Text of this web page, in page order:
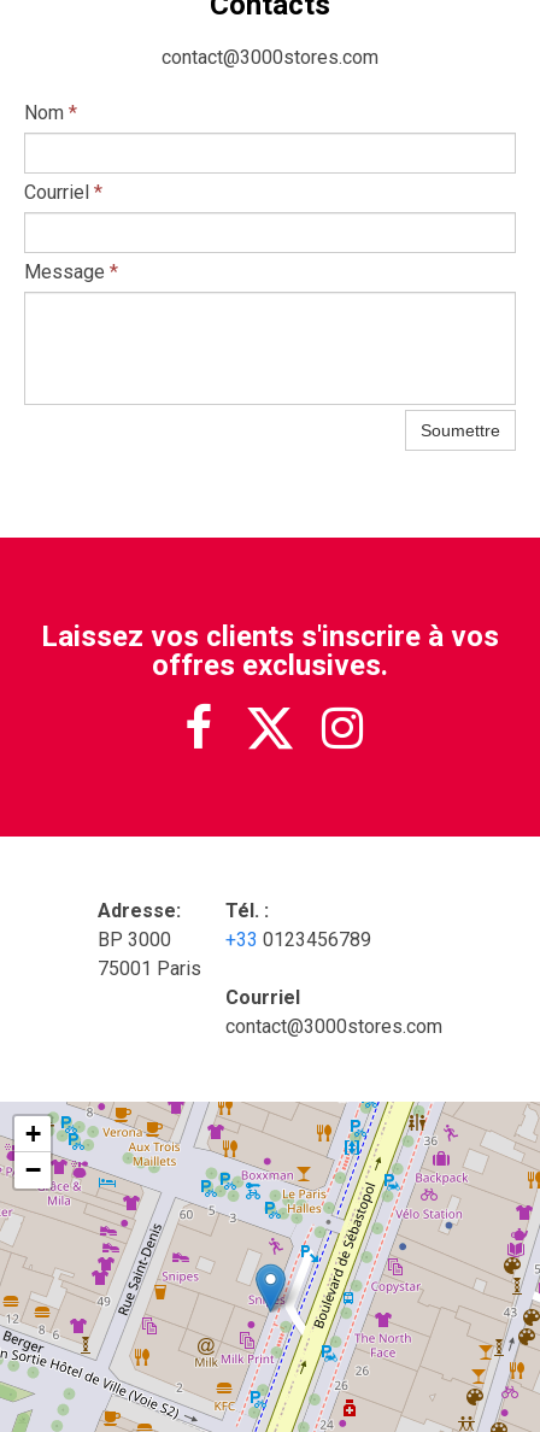
contact@3000stores.com
Nom *
Courriel *
Message *
Soumettre
Laissez vos clients s'inscrire à vos
offres exclusives.
  
Adresse:
BP 3000
75001 Paris
Tél. :
+33 0123456789
Courriel
contact@3000stores.com
+
−